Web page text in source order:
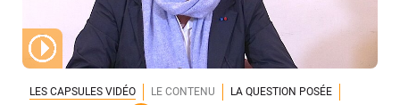
LES CAPSULES VIDÉO LE CONTENU LA QUESTION POSÉE